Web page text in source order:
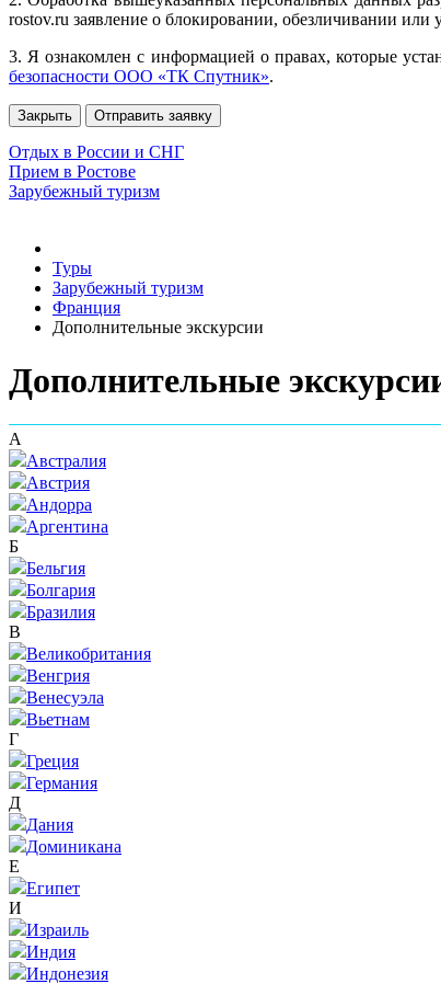
rostov.ru заявление о блокировании, обезличивании
3. Я ознакомлен с информацией о правах, которые
безопасности ООО «ТК Спутник».
Закрыть Отправить заявку
Отдых в России и СНГ
Прием в Ростове
Зарубежный туризм
Туры
Зарубежный туризм
Франция
Дополнительные экскурсии
Дополнительные
А
Австралия
Австрия
Андорра
Аргентина
Б
Бельгия
Болгария
Бразилия
В
Великобритания
Венгрия
Венесуэла
Вьетнам
Г
Греция
Германия
Д
Дания
Доминикана
Е
Египет
И
Израиль
Индия
Индонезия